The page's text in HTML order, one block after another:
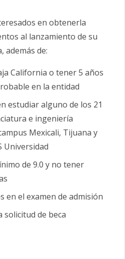
en obtenerla
al lanzamiento de su
además de:
California o tener 5 años
en la entidad
estudiar alguno de los 21
e ingeniería
Mexicali, Tijuana y
Universidad
de 9.0 y no tener
en el examen de admisión
solicitud de beca